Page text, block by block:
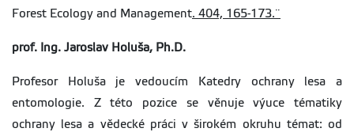
Forest Ecology and Management. 404, 165-173.¨
prof. Ing. Jaroslav Holuša, Ph.D.
Profesor Holuša je vedoucím Katedry ochrany lesa a
entomologie. Z této pozice se věnuje výuce tématiky
ochrany lesa a vědecké práci v širokém okruhu témat: od